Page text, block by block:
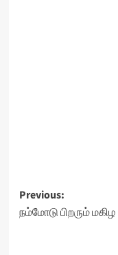
Post
navigation
Previous:
நம்மோடு பிறரும் மகிழ